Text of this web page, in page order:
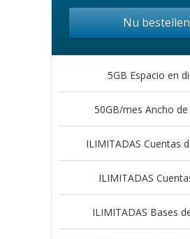
Nu bestellen
5GB Espacio en
50GB/mes Ancho de
ILIMITADAS Cuentas
ILIMITADAS
ILIMITADAS Bases